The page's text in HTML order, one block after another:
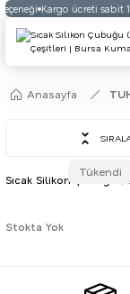
Kargo ücreti sabit
Anasayfa
Tükendi
Sıcak Silikon Çubuğu
Stokta Yok